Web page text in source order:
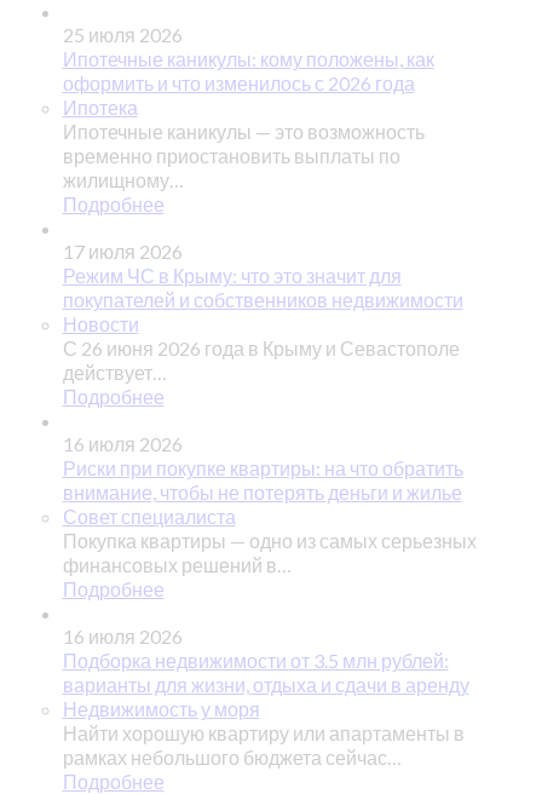
25 июля 2026
Ипотечные каникулы: кому положены, как
оформить и что изменилось с 2026 года
Ипотека
Ипотечные каникулы — это возможность
временно приостановить выплаты по
жилищному…
Подробнее
17 июля 2026
Режим ЧС в Крыму: что это значит для
покупателей и собственников недвижимости
Новости
С 26 июня 2026 года в Крыму и Севастополе
действует…
Подробнее
16 июля 2026
Риски при покупке квартиры: на что обратить
внимание, чтобы не потерять деньги и жилье
Совет специалиста
Покупка квартиры — одно из самых серьезных
финансовых решений в…
Подробнее
16 июля 2026
Подборка недвижимости от 3.5 млн рублей:
варианты для жизни, отдыха и сдачи в аренду
Недвижимость у моря
Найти хорошую квартиру или апартаменты в
рамках небольшого бюджета сейчас…
Подробнее